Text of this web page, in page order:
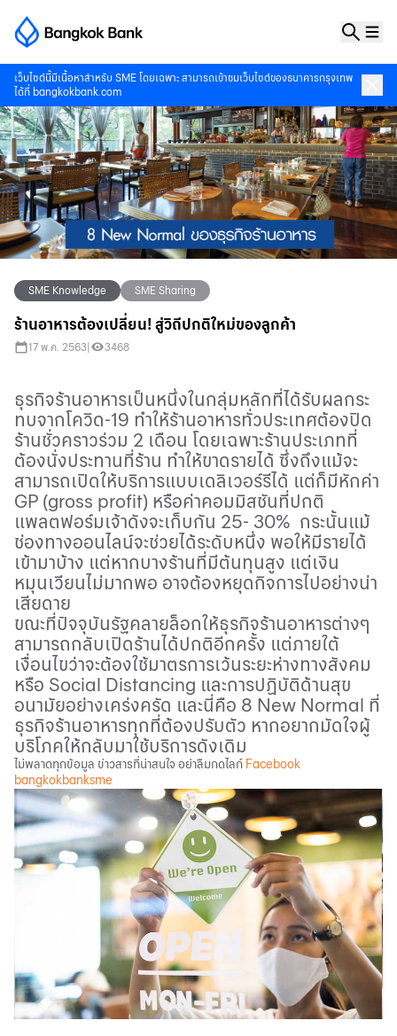
เว็บไซต์นี้มีเนื้อหาสำหรับ SME โดยเฉพาะ สามารถเข้าชมเว็บไซต์ของธนาคารกรุงเทพ
ได้ที่ bangkokbank.com
SME Knowledge SME Sharing
ร้านอาหารต้องเปลี่ยน! สู่วิถีปกติใหม่ของลูกค้า
17 พ.ค. 2563 3468
ธุรกิจร้านอาหารเป็นหนึ่งในกลุ่มหลักที่ได้รับผลกระ
ทบจากโควิด-19 ทำให้ร้านอาหารทั่วประเทศต้องปิด
ร้านชั่วคราวร่วม 2 เดือน โดยเฉพาะร้านประเภทที่
ต้องนั่งประทานที่ร้าน ทำให้ขาดรายได้ ซึ่งถึงแม้จะ
สามารถเปิดให้บริการแบบเดลิเวอร์รีได้ แต่ก็มีหักค่า
GP (gross profit) หรือค่าคอมมิสชันที่ปกติ
แพลตฟอร์มเจ้าดังจะเก็บกัน 25- 30% กระนั้นแม้
ช่องทางออนไลน์จะช่วยได้ระดับหนึ่ง พอให้มีรายได้
เข้ามาบ้าง แต่หากบางร้านที่มีต้นทุนสูง แต่เงิน
หมุนเวียนไม่มากพอ อาจต้องหยุดกิจการไปอย่างน่า
เสียดาย
ขณะที่ปัจจุบันรัฐคลายล็อกให้ธุรกิจร้านอาหารต่างๆ
สามารถกลับเปิดร้านได้ปกติอีกครั้ง แต่ภายใต้
เงื่อนไขว่าจะต้องใช้มาตรการเว้นระยะห่างทางสังคม
หรือ Social Distancing และการปฏิบัติด้านสุข
อนามัยอย่างเคร่งครัด และนี่คือ 8 New Normal ที่
ธุรกิจร้านอาหารทุกที่ต้องปรับตัว หากอยากมัดใจผู้
บริโภคให้กลับมาใช้บริการดังเดิม
ไม่พลาดทุกข้อมูล ข่าวสารที่น่าสนใจ อย่าลืมกดไลก์ Facebook
bangkokbanksme